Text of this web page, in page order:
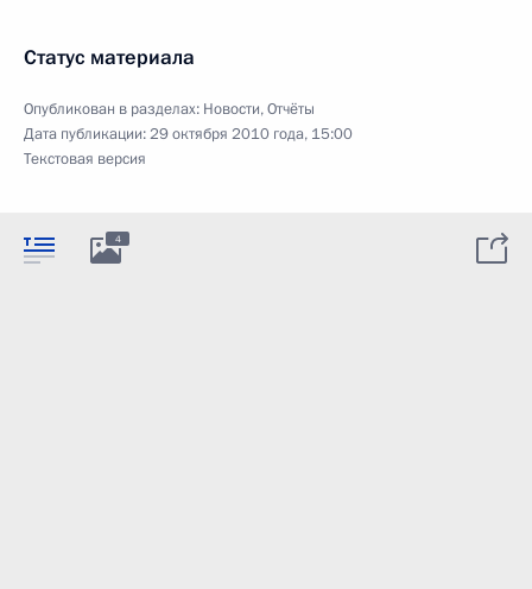
Статус материала
Опубликован в разделах: Новости,Отчёты
Дата публикации:29 октября 2010 года, 15:00
Текстовая версия
4